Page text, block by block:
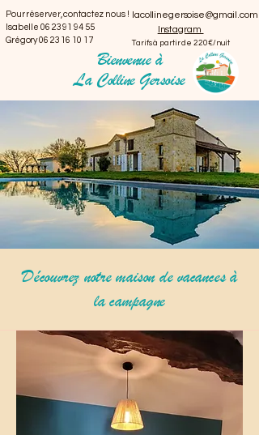
Pour réserver, contactez nous !
Isabelle06 23 91 94 55
Grégory06 23 16 10 17
lacollinegersoise@gmail.com
Instagram
Tarifs à partir de 220€/nuit
Bienvenue à
La Colline Gersoise
Découvrez notre maison de vacances à
la campagne